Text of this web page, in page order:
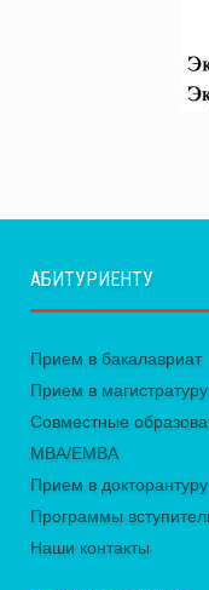
АБИТУРИЕНТУ
Прием в бакалавриат
Прием в магистратуру
Совместные
MBA/EMBA
Прием в докторантуру
Программы
Наши контакты